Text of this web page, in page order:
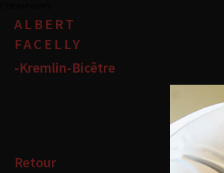
ALBERT
FACELLY
-Kremlin-Bicêtre
Retour